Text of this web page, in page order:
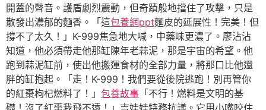
開蓋的聲音。護盾劇烈震動，但奇蹟般地擋住了攻擊，只是
散發出濃郁的麵香。「這包養網ppt麵皮的延展性！完美！但
撐不了太久！」K-999焦急地大喊，中藥味更濃了。廖沾沾
知道，他必須帶走他那缸陳年老蒜泥，那是宇宙的希望。他
跑到蒜泥缸前，使出他搬運食材的全部力量，將那口比他還
胖的缸抱起。「走！K-999！我們要從後院逃跑！別再管你
的紅棗枸杞燃料了！」 包養故事 「不行！燃料是文明的基
礎！沒了紅棗我飛不遠！」吉娃娃特務抗議。它用小嘴咬住